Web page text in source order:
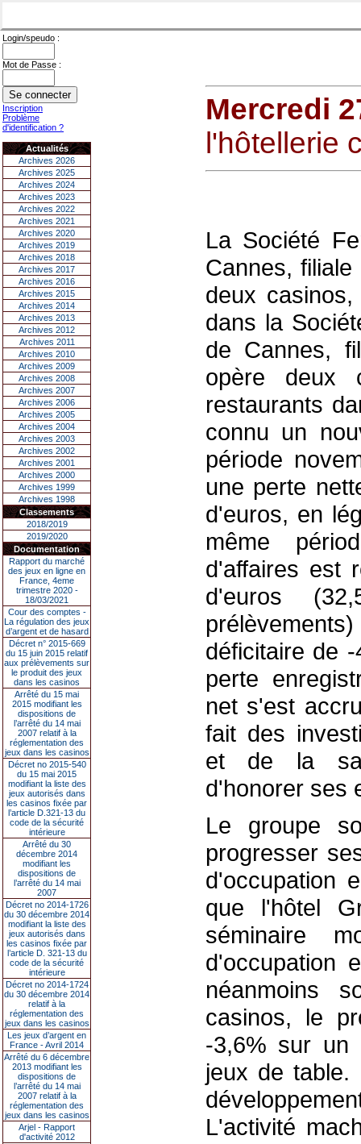
Login/speudo :
Mot de Passe :
Inscription
Problème
d'identification ?
Actualités
Archives 2026
Archives 2025
Archives 2024
Archives 2023
Archives 2022
Archives 2021
Archives 2020
Archives 2019
Archives 2018
Archives 2017
Archives 2016
Archives 2015
Archives 2014
Archives 2013
Archives 2012
Archives 2011
Archives 2010
Archives 2009
Archives 2008
Archives 2007
Archives 2006
Archives 2005
Archives 2004
Archives 2003
Archives 2002
Archives 2001
Archives 2000
Archives 1999
Archives 1998
Classements
2018/2019
2019/2020
Documentation
Rapport du marché
des jeux en ligne en
France, 4eme
trimestre 2020 -
18/03/2021
Cour des comptes -
La régulation des jeux
d’argent et de hasard
Décret n° 2015-669
du 15 juin 2015 relatif
aux prélèvements sur
le produit des jeux
dans les casinos
Arrêté du 15 mai
2015 modifiant les
dispositions de
l’arrêté du 14 mai
2007 relatif à la
réglementation des
jeux dans les casinos
Décret no 2015-540
du 15 mai 2015
modifiant la liste des
jeux autorisés dans
les casinos fixée par
l’article D.321-13 du
code de la sécurité
intérieure
Arrêté du 30
décembre 2014
modifiant les
dispositions de
l’arrêté du 14 mai
2007
Décret no 2014-1726
du 30 décembre 2014
modifiant la liste des
jeux autorisés dans
les casinos fixée par
l’article D. 321-13 du
code de la sécurité
intérieure
Décret no 2014-1724
du 30 décembre 2014
relatif à la
réglementation des
jeux dans les casinos
Les jeux d’argent en
France - Avril 2014
Arrêté du 6 décembre
2013 modifiant les
dispositions de
l’arrêté du 14 mai
2007 relatif à la
réglementation des
jeux dans les casinos
Arjel - Rapport
d'activité 2012
Mercredi
l'hôtellerie
La Société
Cannes,
deux
dans la
de Cannes,
opère deux
restaurants
connu un
période
une perte
d'euros, en
même
d'affaires est
d'euros
déficitaire de
perte
net s'est
fait des
et de la
d'honorer ses
Le groupe
progresser
d'occupation
que l'hôtel
séminaire
d'occupation
néanmoins
casinos, le
-3,6% sur un
jeux de table.
L'activité